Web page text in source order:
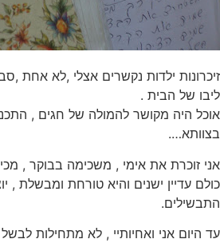
זיכרונות ילדות נקשרים אצלי ,לא אחת
ליבו של הבית .
אוכל היה מקושר להמולה של חגים ,
בצוותא….
אני זוכרת את אימי , משכימה בבוקר ,
כולם עדיין ישנים והיא טורחת ומבשלת ,
התבשילים.
עד היום אני ואחיותיי , לא מתחילות